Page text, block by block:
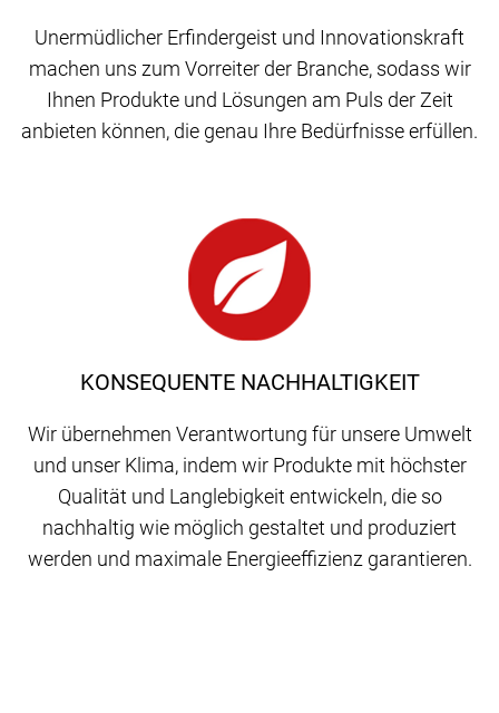
KONSEQUENTE NACHHALTIGKEIT
Wir übernehmen Verantwortung für unsere Umwelt
und unser Klima, indem wir Produkte mit höchster
Qualität und Langlebigkeit entwickeln, die so
nachhaltig wie möglich gestaltet und produziert
werden und maximale Energieeffizienz garantieren.
Unermüdlicher Erfindergeist und Innovationskraft
machen uns zum Vorreiter der Branche, sodass wir
Ihnen Produkte und Lösungen am Puls der Zeit
anbieten können, die genau Ihre Bedürfnisse erfüllen.